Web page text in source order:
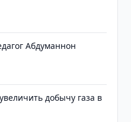
Абдуманнон
добычу газа в